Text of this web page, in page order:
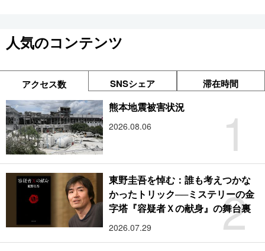
人気のコンテンツ
アクセス数 SNSシェア 滞在時間
1
熊本地震被害状況
2026.08.06
2
東野圭吾を悼む：誰も考えつかな
かったトリック──ミステリーの金
字塔『容疑者Ｘの献身』の舞台裏
2026.07.29